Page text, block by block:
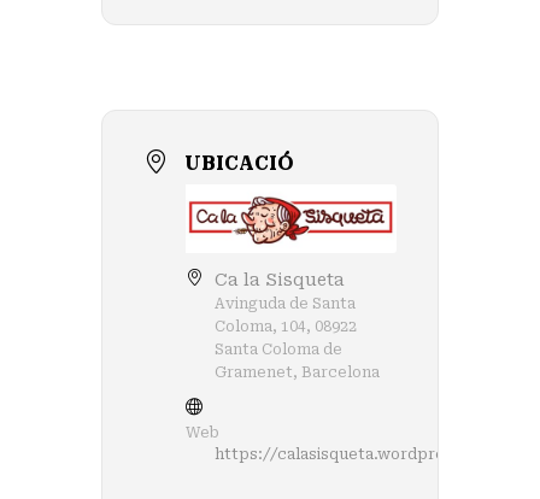
UBICACIÓ
Ca la Sisqueta
Avinguda de Santa
Coloma, 104, 08922
Santa Coloma de
Gramenet, Barcelona
Web
https://calasisqueta.wordpress.com/